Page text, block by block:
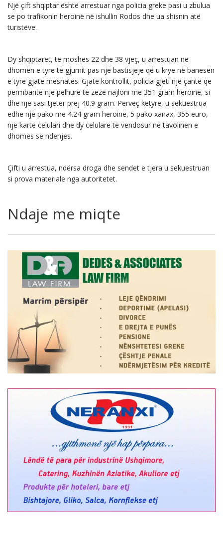
Një çift shqiptar është arrestuar nga policia greke pasi u zbulua
se po trafikonin heroinë në ishullin Rodos dhe ua shisnin atë
turistëve.
Dy shqiptarët, të moshës 22 dhe 38 vjeç, u arrestuan në
dhomën e tyre të gjumit pas një bastisjeje që u krye në banesën
e tyre gjatë mesnatës. Gjatë kontrollit, policia gjeti një çantë që
përmbante një pëlhurë të zezë najloni me 351 gram heroinë, si
dhe një sasi tjetër prej 40.9 gram. Përveç këtyre, u sekuestrua
edhe një pako me 4.24 gram heroinë, 5 pako xanax, 355 euro,
një kartë celulari dhe dy celularë të vendosur në tavolinën e
dhomës së ndenjes.
Çifti u arrestua, ndërsa droga dhe sendet e tjera u sekuestruan
si prova materiale nga autoritetet.
Ndaje me miqte